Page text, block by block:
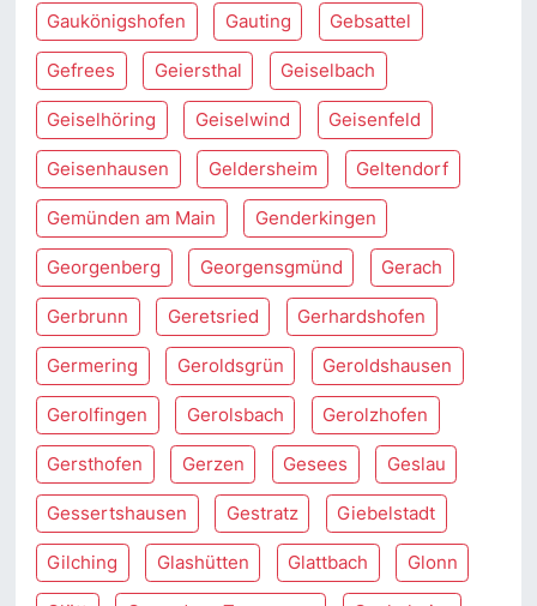
Gaukönigshofen Gauting Gebsattel
Gefrees Geiersthal Geiselbach
Geiselhöring Geiselwind Geisenfeld
Geisenhausen Geldersheim Geltendorf
Gemünden am Main Genderkingen
Georgenberg Georgensgmünd Gerach
Gerbrunn Geretsried Gerhardshofen
Germering Geroldsgrün Geroldshausen
Gerolfingen Gerolsbach Gerolzhofen
Gersthofen Gerzen Gesees Geslau
Gessertshausen Gestratz Giebelstadt
Gilching Glashütten Glattbach Glonn